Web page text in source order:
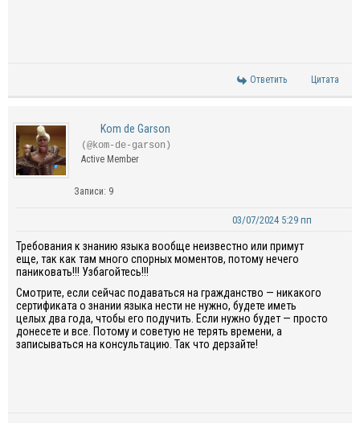
Ответить Цитата
Kom de Garson
(@kom-de-garson)
Active Member
Записи: 9
03/07/2024 5:29 пп
Требования к знанию языка вообще неизвестно или примут
еще, так как там много спорных моментов, потому нечего
паниковать!!! Узбагойтесь!!!
Смотрите, если сейчас подаваться на гражданство — никакого
сертификата о знании языка нести не нужно, будете иметь
целых два года, чтобы его подучить. Если нужно будет — просто
донесете и все. Потому и советую не терять времени, а
записываться на консультацию. Так что дерзайте!